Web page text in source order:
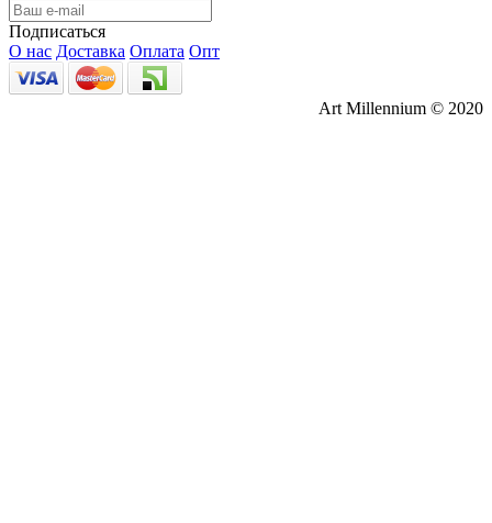
Подписаться
О нас Доставка Оплата Опт
Art Millennium © 2020